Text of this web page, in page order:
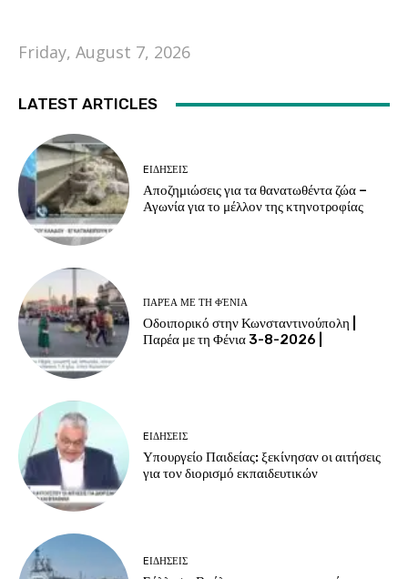
Friday, August 7, 2026
LATEST ARTICLES
EΙΔΗΣΕΙΣ
Αποζημιώσεις για τα θανατωθέντα ζώα –
Αγωνία για το μέλλον της κτηνοτροφίας
ΠΑΡΈΑ ΜΕ ΤΗ ΦΈΝΙΑ
Οδοιπορικό στην Κωνσταντινούπολη |
Παρέα με τη Φένια 3-8-2026 |
EΙΔΗΣΕΙΣ
Υπουργείο Παιδείας: ξεκίνησαν οι αιτήσεις
για τον διορισμό εκπαιδευτικών
EΙΔΗΣΕΙΣ